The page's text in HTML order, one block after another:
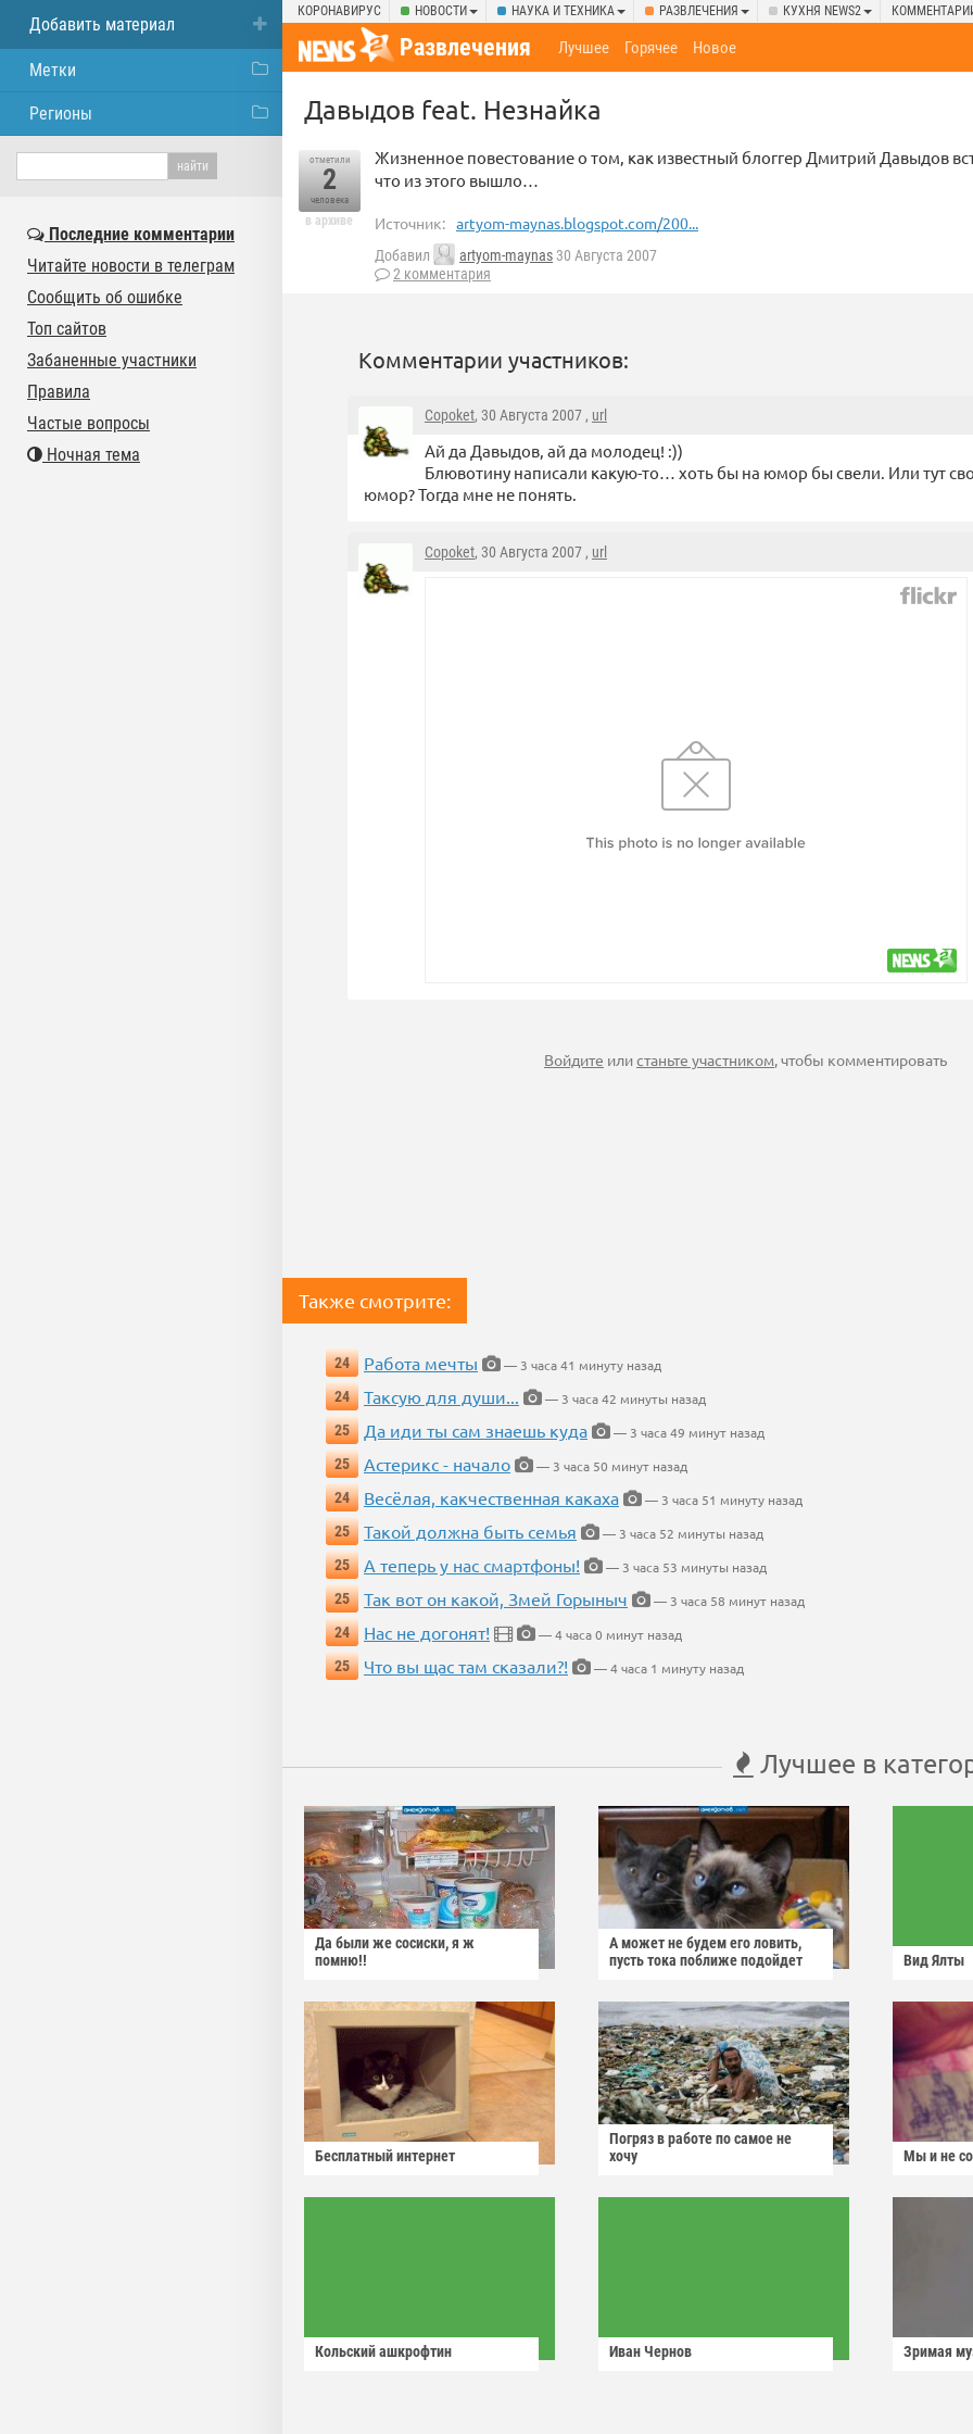
КОРОНАВИРУС НОВОСТИ НАУКА И ТЕХНИКА РАЗВЛЕЧЕНИЯ КУХНЯ NEWS2
Развлечения Лучшее Горячее Новое
Давыдов feat. Незнайка
отметили
2
человека
в архиве
Жизненное повестование о том, как известный блоггер Дмитрий Давыдов
что из этого вышло…
Источник: artyom-maynas.blogspot.com/200...
Добавил artyom-maynas 30 Августа 2007
2 комментария
Комментарии участников:
Copoket, 30 Августа 2007 , url
Ай да Давыдов, ай да молодец! :))
Блювотину написали какую-то… хоть бы на юмор бы свели. Или тут
юмор? Тогда мне не понять.
Copoket, 30 Августа 2007 , url
Войдите илистаньте участником, чтобы комментировать
Также смотрите:
24 Работа мечты
— 3 часа 41 минуту назад
24
Таксую для души...
— 3 часа 42 минуты назад
25
Да иди ты сам знаешь куда
— 3 часа 49 минут назад
25
Астерикс - начало
— 3 часа 50 минут назад
24
Весёлая, какчественная какаха
— 3 часа 51 минуту назад
25
Такой должна быть семья
— 3 часа 52 минуты назад
25
А теперь у нас смартфоны!
— 3 часа 53 минуты назад
25
Так вот он какой, Змей Горыныч
— 3 часа 58 минут назад
24
Нас не догонят!
— 4 часа 0 минут назад
25
Что вы щас там сказали?! — 4 часа 1 минуту назад
Лучшее в
Да были же сосиски, я ж
помню!!
А может не будем его ловить,
пусть тока поближе подойдет
Вид Ялты
Бесплатный интернет
Погряз в работе по самое не
хочу
Мы и не
Кольский ашкрофтин Иван Чернов Зримая
Добавить материал
Метки
Регионы
Последние комментарии
Читайте новости в телеграм
Сообщить об ошибке
Топ сайтов
Забаненные участники
Правила
Частые вопросы
Ночная тема